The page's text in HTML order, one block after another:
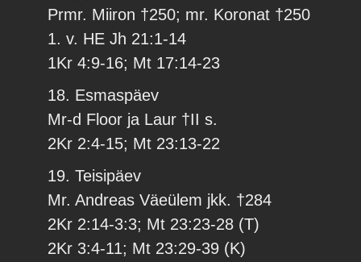
Prmr. Miiron †250; mr. Koronat †250
1. v. HE Jh 21:1-14
1Kr 4:9-16; Mt 17:14-23
18. Esmaspäev
Mr-d Floor ja Laur †II s.
2Kr 2:4-15; Mt 23:13-22
19. Teisipäev
Mr. Andreas Väeülem jkk. †284
2Kr 2:14-3:3; Mt 23:23-28 (T)
2Kr 3:4-11; Mt 23:29-39 (K)